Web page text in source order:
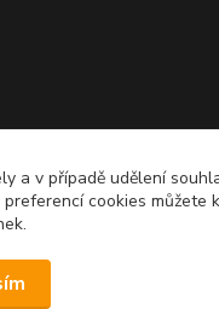
a v případě udělení
cookies můžete